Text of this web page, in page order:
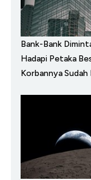
Bank-Bank
Hadapi Petaka
Korbannya Sudah